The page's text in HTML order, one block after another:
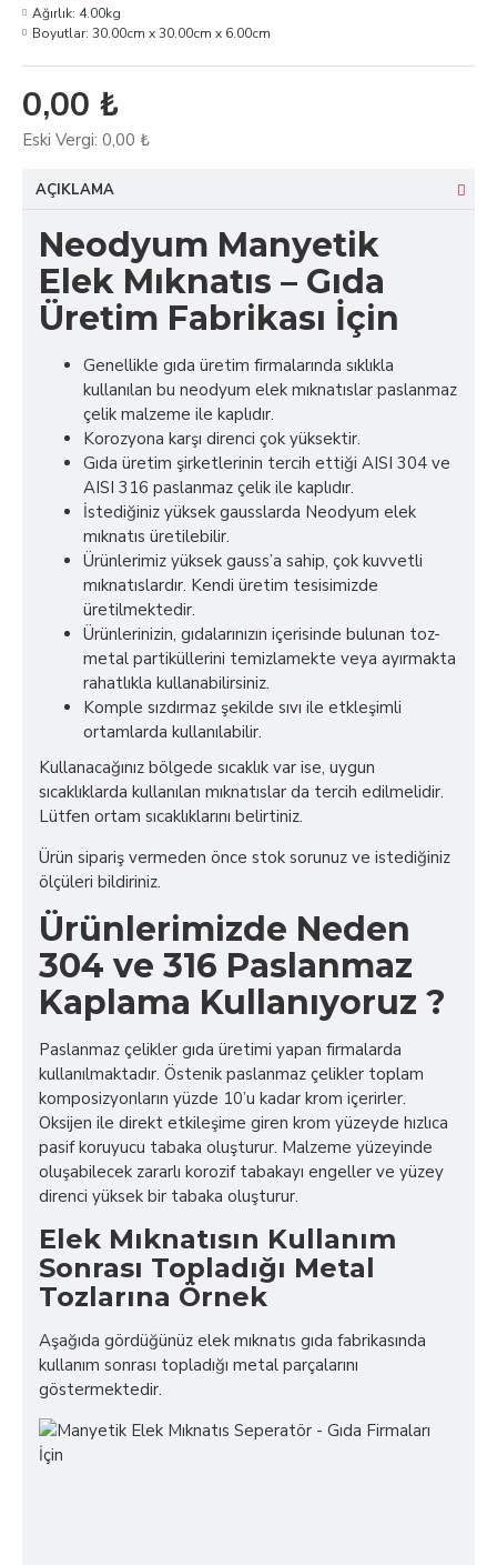
0,00 ₺
Eski Vergi: 0,00 ₺
Ağırlık: 4.00kg
Boyutlar: 30.00cm x 30.00cm x 6.00cm
AÇIKLAMA
Neodyum Manyetik
Elek Mıknatıs – Gıda
Üretim Fabrikası İçin
Genellikle gıda üretim firmalarında sıklıkla
kullanılan bu neodyum elek mıknatıslar paslanmaz
çelik malzeme ile kaplıdır.
Korozyona karşı direnci çok yüksektir.
Gıda üretim şirketlerinin tercih ettiği AISI 304 ve
AISI 316 paslanmaz çelik ile kaplıdır.
İstediğiniz yüksek gausslarda Neodyum elek
mıknatıs üretilebilir.
Ürünlerimiz yüksek gauss’a sahip, çok kuvvetli
mıknatıslardır. Kendi üretim tesisimizde
üretilmektedir.
Ürünlerinizin, gıdalarınızın içerisinde bulunan toz-
metal partiküllerini temizlamekte veya ayırmakta
rahatlıkla kullanabilirsiniz.
Komple sızdırmaz şekilde sıvı ile etkleşimli
ortamlarda kullanılabilir.
Kullanacağınız bölgede sıcaklık var ise, uygun
sıcaklıklarda kullanılan mıknatıslar da tercih edilmelidir.
Lütfen ortam sıcaklıklarını belirtiniz.
Ürün sipariş vermeden önce stok sorunuz ve istediğiniz
ölçüleri bildiriniz.
Ürünlerimizde Neden
304 ve 316 Paslanmaz
Kaplama Kullanıyoruz ?
Paslanmaz çelikler gıda üretimi yapan firmalarda
kullanılmaktadır. Östenik paslanmaz çelikler toplam
komposizyonların yüzde 10’u kadar krom içerirler.
Oksijen ile direkt etkileşime giren krom yüzeyde hızlıca
pasif koruyucu tabaka oluşturur. Malzeme yüzeyinde
oluşabilecek zararlı korozif tabakayı engeller ve yüzey
direnci yüksek bir tabaka oluşturur.
Elek Mıknatısın Kullanım
Sonrası Topladığı Metal
Tozlarına Örnek
Aşağıda gördüğünüz elek mıknatıs gıda fabrikasında
kullanım sonrası topladığı metal parçalarını
göstermektedir.